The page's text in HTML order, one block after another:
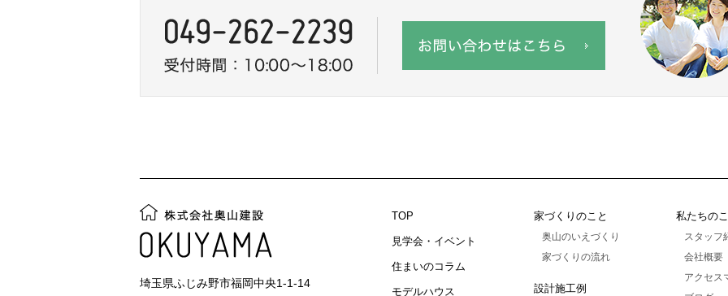
TOP
見学会・イベント
住まいのコラム
モデルハウス
家づくりのこと
奥山のいえづくり
家づくりの流れ
設計施工例
私たちの
スタッフ
会社概要
アクセス
埼玉県ふじみ野市福岡中央1-1-14